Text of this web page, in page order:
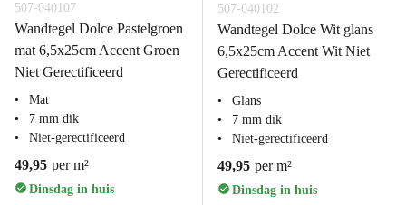
507-040107
Wandtegel Dolce Pastelgroen
mat 6,5x25cm Accent Groen
Niet Gerectificeerd
Mat
7 mm dik
Niet-gerectificeerd
49,95 per m²
Dinsdag in huis
507-040102
Wandtegel Dolce Wit glans
6,5x25cm Accent Wit Niet
Gerectificeerd
Glans
7 mm dik
Niet-gerectificeerd
49,95 per m²
Dinsdag in huis